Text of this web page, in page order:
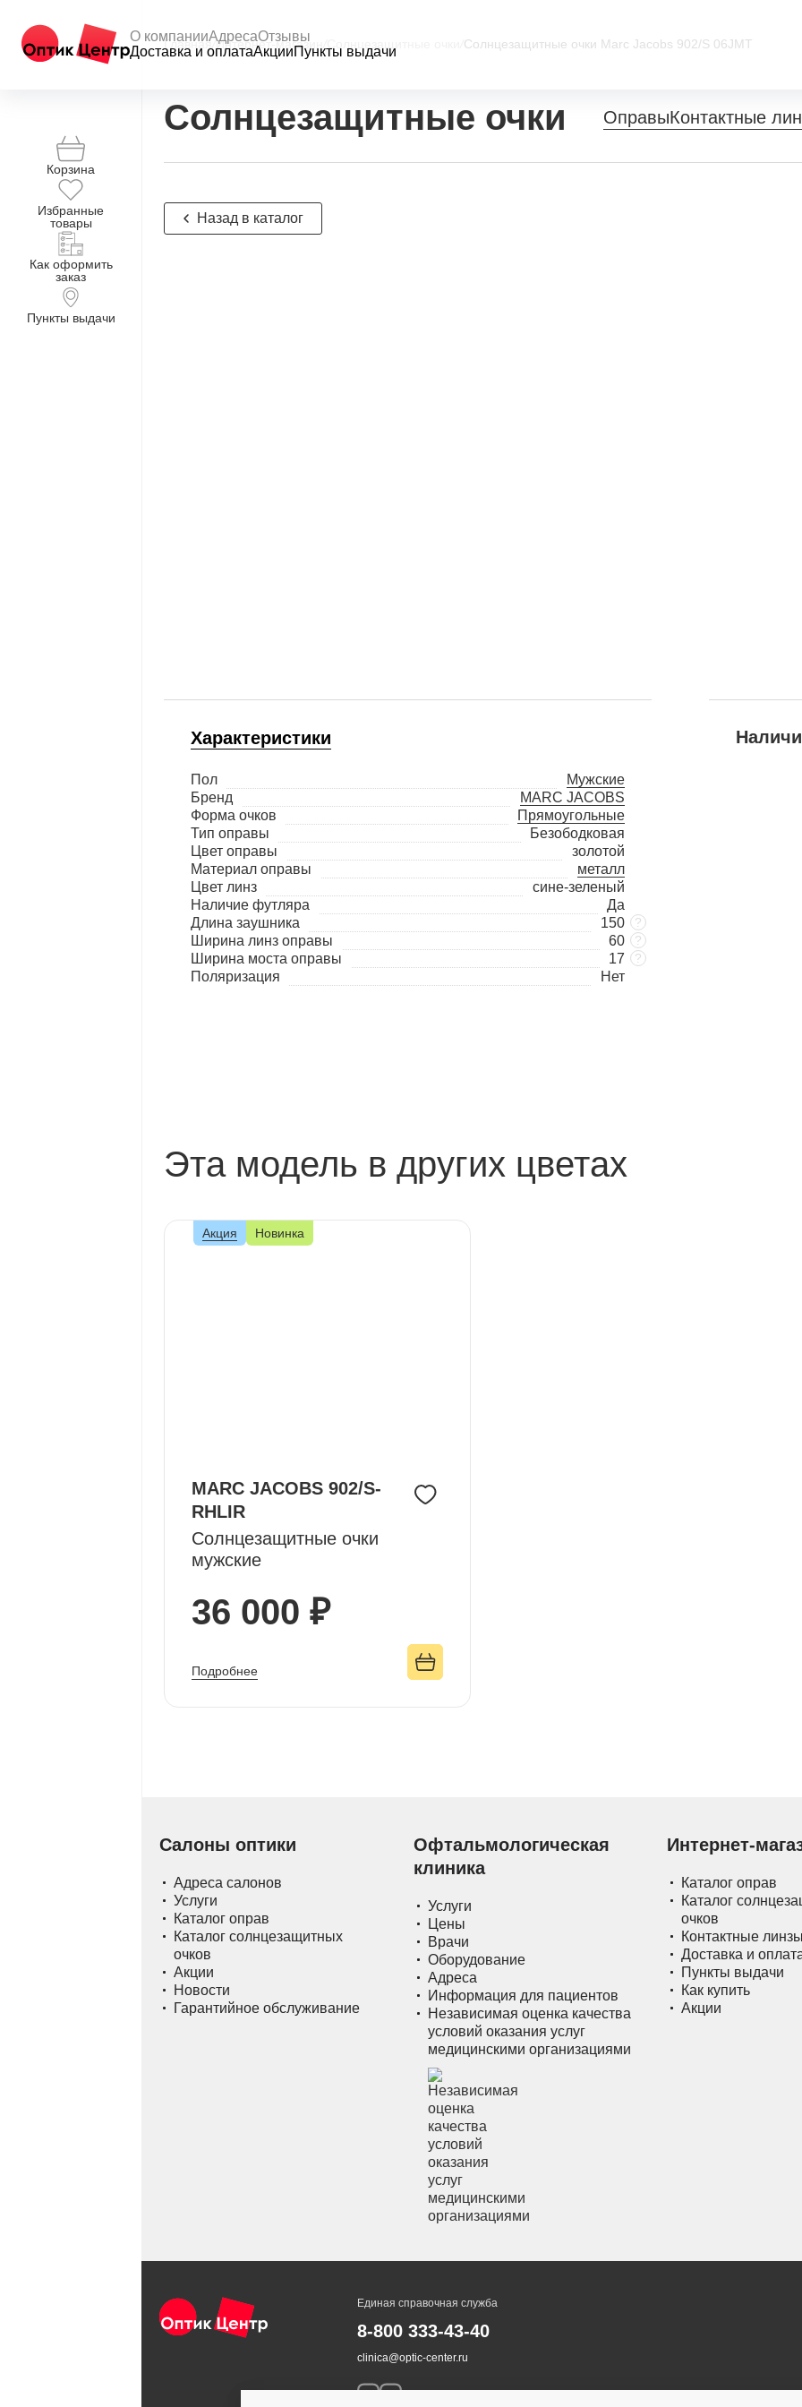
О компанииАдресаОтзывы
Доставка и оплатаАкцииПункты выдачи
Корзина
Избранные
товары
Как оформить
заказ
Пункты выдачи
Главная Интернет-магазин Солнцезащитные очки Marc Jacobs 902/S 06JMT
Солнцезащитные очки ОправыКонтактные
Назад в каталог
Характеристики
Пол
Мужские
Бренд
MARC JACOBS
Форма очков
Прямоугольные
Тип оправы
Безободковая
Цвет оправы
золотой
Материал оправы
металл
Цвет линз
сине-зеленый
Наличие футляра
Да
Длина заушника
150 ?
Ширина линз оправы 60 ?
Ширина моста оправы 17 ?
Поляризация Нет
Эта модель в других цветах
MARC JACOBS 902/S-
RHLIR
Солнцезащитные очки
мужские
36 000 ₽
Подробнее
Акция Новинка
Салоны оптики
Адреса салонов
Услуги
Каталог оправ
Каталог солнцезащитных
очков
Акции
Новости
Гарантийное обслуживание
Офтальмологическая
клиника
Услуги
Цены
Врачи
Оборудование
Адреса
Информация для пациентов
Независимая оценка качества
условий оказания услуг
медицинскими организациями
Интернет-
Каталог оправ
Каталог
очков
Контактные линзы
Доставка и
Пункты выдачи
Как купить
Акции
Единая справочная служба
8-800 333-43-40
clinica@optic-center.ru